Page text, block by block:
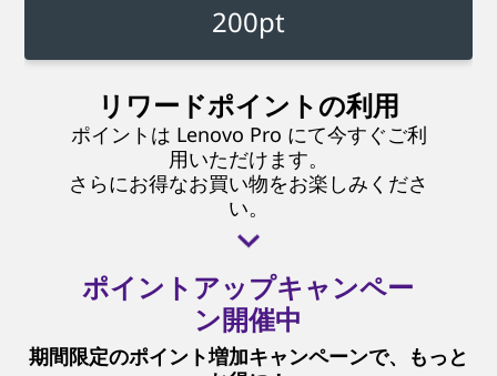
200pt
リワードポイントの利用
ポイントは Lenovo Pro にて今すぐご利
用いただけます。
さらにお得なお買い物をお楽しみくださ
い。
ポイントアップキャンペー
ン開催中
期間限定のポイント増加キャンペーンで、もっと